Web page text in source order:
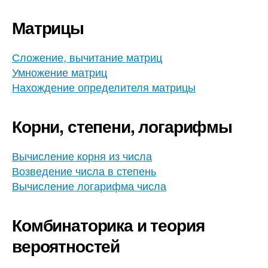
Матрицы
Сложение, вычитание матриц
Умножение матриц
Нахождение определителя матрицы
Корни, степени, логарифмы
Вычисление корня из числа
Возведение числа в степень
Вычисление логарифма числа
Комбинаторика и теория
вероятностей